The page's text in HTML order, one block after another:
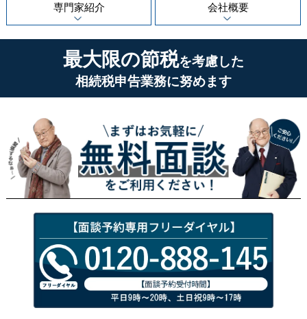
専門家紹介 会社概要
最大限の節税を考慮した
相続税申告業務に努めます